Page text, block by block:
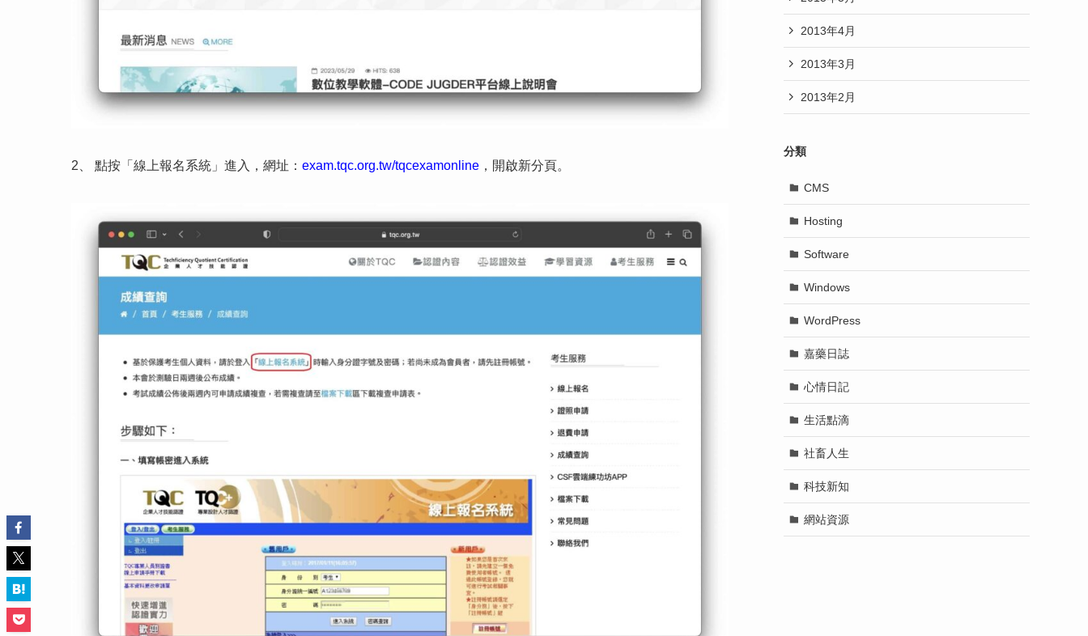
2、 點按「線上報名系統」進入，網址： exam.tqc.org.tw/tqcexamonline ，開啟新分頁。
2013年4月
2013年3月
2013年2月
分類
CMS
Hosting
Software
Windows
WordPress
嘉藥日誌
心情日記
生活點滴
社畜人生
科技新知
網站資源